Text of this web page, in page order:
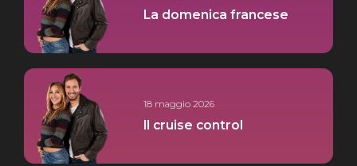
La domenica francese
18 maggio 2026
Il cruise control